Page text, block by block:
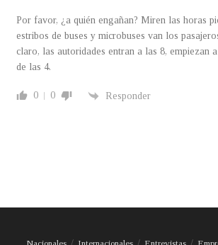
Por favor, ¿a quién engañan? Miren las horas
estribos de buses y microbuses van los
claro, las autoridades entran a las 8, empiezan
de las 4.
0 0 Responder